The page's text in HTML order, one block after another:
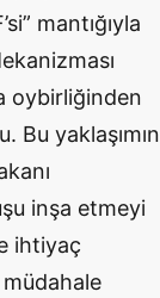
mantığıyla
oybirliğinden
Bu yaklaşımın
inşa etmeyi
ihtiyaç